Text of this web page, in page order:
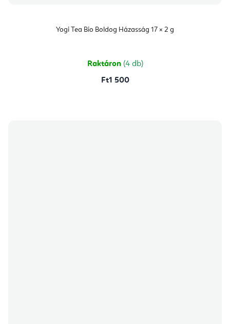
Yogi Tea Bio Boldog Házasság 17 × 2 g
Raktáron (4 db)
Ft1 500